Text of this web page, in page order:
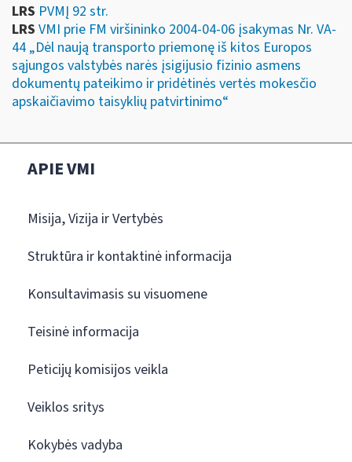
LRS PVMĮ 92 str.
LRS VMI prie FM viršininko 2004-04-06 įsakymas Nr. VA-
44 „Dėl naują transporto priemonę iš kitos Europos
sąjungos valstybės narės įsigijusio fizinio asmens
dokumentų pateikimo ir pridėtinės vertės mokesčio
apskaičiavimo taisyklių patvirtinimo“
APIE VMI
Misija, Vizija ir Vertybės
Struktūra ir kontaktinė informacija
Konsultavimasis su visuomene
Teisinė informacija
Peticijų komisijos veikla
Veiklos sritys
Kokybės vadyba